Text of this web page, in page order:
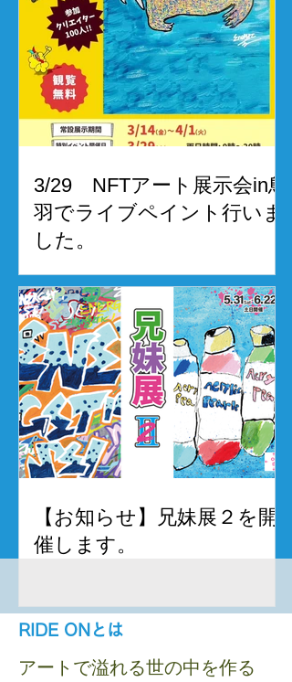
3/29 NFTアート展示会in鳥
羽でライブペイント行いま
した。
【お知らせ】兄妹展２を開
催します。
RIDE ONとは
アートで溢れる世の中を作る